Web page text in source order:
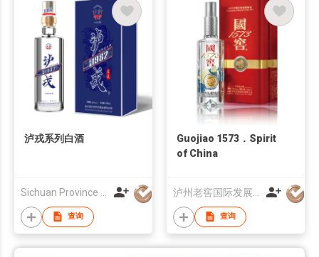
泸戎系列白酒
查询
Guojiao 1573．Spirit
of China
查询